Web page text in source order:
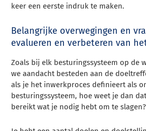
keer een eerste indruk te maken.
Belangrijke overwegingen en
evalueren en verbeteren van
Zoals bij elk besturingssysteem op de
we aandacht besteden aan de
als je het inwerkproces definieert als
besturingssysteem, hoe weet je dan
bereikt wat je nodig hebt om te slagen?